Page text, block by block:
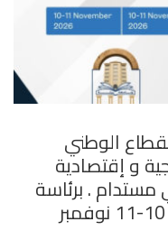
الوطني
و إقتصادية
. برئاسة
الدكتورة نويشي سهام يومي 10-11 نوفمبر